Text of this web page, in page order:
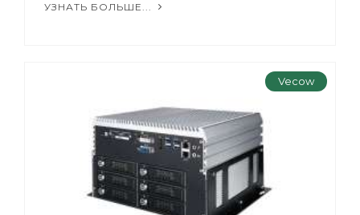
УЗНАТЬ БОЛЬШЕ...
Vecow